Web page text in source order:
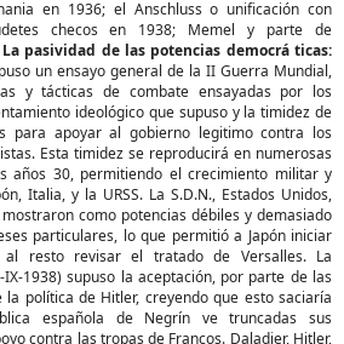
en 1936; el Anschluss o unificación con
checos en 1938; Memel y parte de
La pasividad de las potencias democrá ticas:
un ensayo general de la II Guerra Mundial,
y tácticas de combate ensayadas por los
ideológico que supuso y la timidez de
para apoyar al gobierno legitimo contra los
Esta timidez se reproducirá en numerosas
años 30, permitiendo el crecimiento militar y
Italia, y la URSS. La S.D.N., Estados Unidos,
como potencias débiles y demasiado
particulares, lo que permitió a Japón iniciar
resto revisar el tratado de Versalles. La
1938) supuso la aceptación, por parte de las
la política de Hitler, creyendo que esto saciaría
española de Negrín ve truncadas sus
contra las tropas de Francos. Daladier, Hitler,